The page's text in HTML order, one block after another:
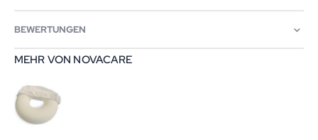
BEWERTUNGEN
MEHR VON NOVACARE